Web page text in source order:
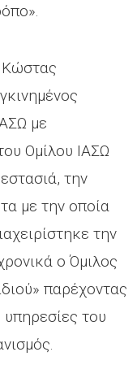
με
Ομίλου ΙΑΣΩ
την
με την οποία
την
ο Όμιλος
παρέχοντας
υπηρεσίες του